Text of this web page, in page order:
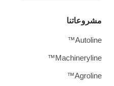
مشروعاتنا
Autoline™
Machineryline™
Agroline™